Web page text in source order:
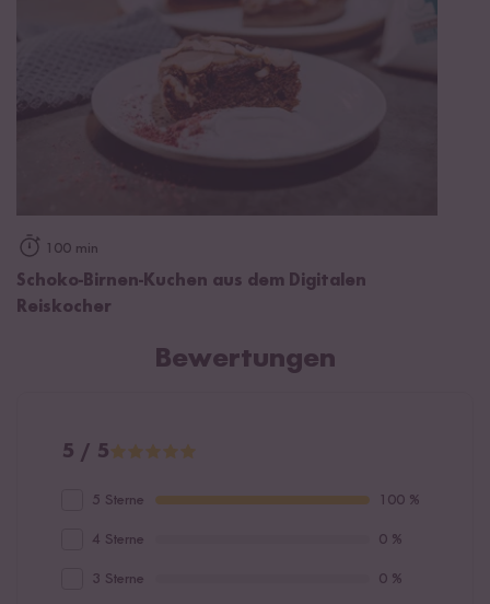
100 min
Schoko-Birnen-Kuchen aus dem Digitalen
Reiskocher
Bewertungen
5 / 5
5 Sterne 100 %
4 Sterne 0 %
3 Sterne 0 %